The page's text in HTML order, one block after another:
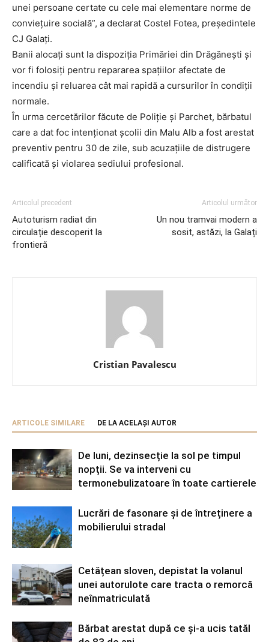
unei persoane certate cu cele mai elementare norme de
conviețuire socială”, a declarat Costel Fotea, președintele
CJ Galați.
Banii alocați sunt la dispoziția Primăriei din Drăgănești și
vor fi folosiți pentru repararea spațiilor afectate de
incendiu și reluarea cât mai rapidă a cursurilor în condiții
normale.
În urma cercetărilor făcute de Poliție și Parchet, bărbatul
care a dat foc intenționat școlii din Malu Alb a fost arestat
preventiv pentru 30 de zile, sub acuzațiile de distrugere
calificată și violarea sediului profesional.
Articolul precedent
Autoturism radiat din
circulație descoperit la
frontieră
Articolul următor
Un nou tramvai modern a
sosit, astăzi, la Galați
Cristian Pavalescu
ARTICOLE SIMILARE DE LA ACELAȘI AUTOR
De luni, dezinsecție la sol pe timpul
nopții. Se va interveni cu
termonebulizatoare în toate cartierele
Lucrări de fasonare și de întreținere a
mobilierului stradal
Cetățean sloven, depistat la volanul
unei autorulote care tracta o remorcă
neînmatriculată
Bărbat arestat după ce și-a ucis tatăl